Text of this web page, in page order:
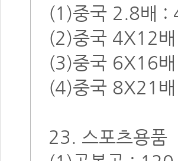
(1)중국 2.8배 :
(2)중국 4X12
(3)중국 6X16
(4)중국 8X21
23. 스포츠용품